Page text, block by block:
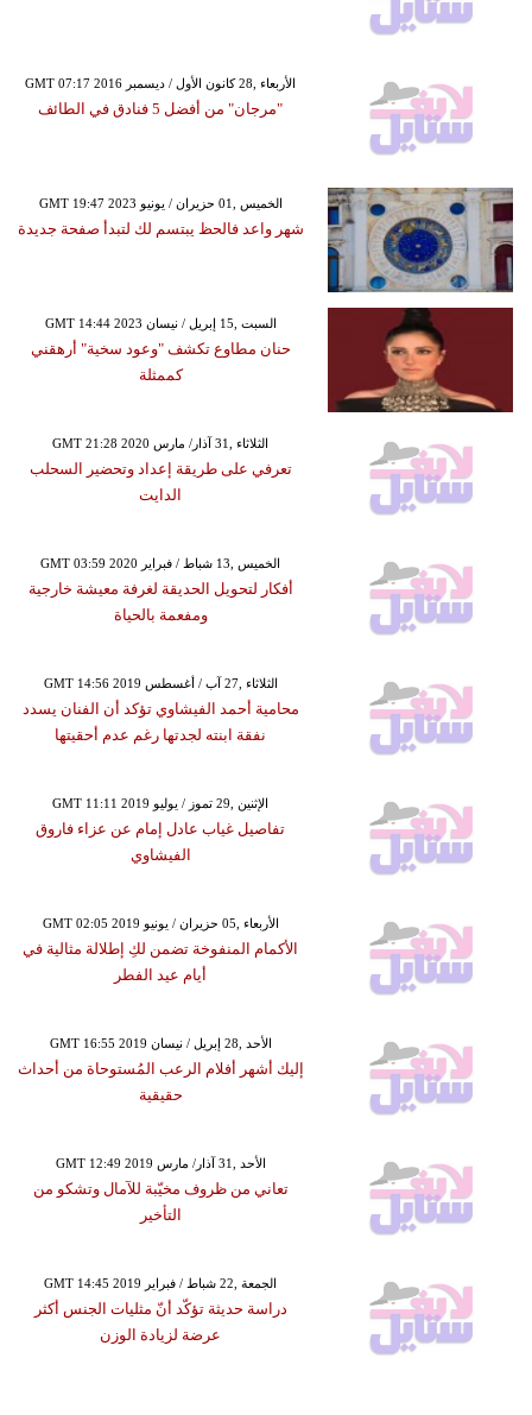
GMT 07:17 2016 الأربعاء ,28 كانون الأول / ديسمبر
"مرجان" من أفضل 5 فنادق في الطائف
GMT 19:47 2023 الخميس ,01 حزيران / يونيو
شهر واعد فالحظ يبتسم لك لتبدأ صفحة جديدة
GMT 14:44 2023 السبت ,15 إبريل / نيسان
حنان مطاوع تكشف "وعود سخية" أرهقني
كممثلة
GMT 21:28 2020 الثلاثاء ,31 آذار/ مارس
تعرفي على طريقة إعداد وتحضير السحلب
الدايت
GMT 03:59 2020 الخميس ,13 شباط / فبراير
أفكار لتحويل الحديقة لغرفة معيشة خارجية
ومفعمة بالحياة
GMT 14:56 2019 الثلاثاء ,27 آب / أغسطس
محامية أحمد الفيشاوي تؤكد أن الفنان يسدد
نفقة ابنته لجدتها رغم عدم أحقيتها
GMT 11:11 2019 الإثنين ,29 تموز / يوليو
تفاصيل غياب عادل إمام عن عزاء فاروق
الفيشاوي
GMT 02:05 2019 الأربعاء ,05 حزيران / يونيو
الأكمام المنفوخة تضمن لكِ إطلالة مثالية في
أيام عيد الفطر
GMT 16:55 2019 الأحد ,28 إبريل / نيسان
إليك أشهر أفلام الرعب المُستوحاة من أحداث
حقيقية
GMT 12:49 2019 الأحد ,31 آذار/ مارس
تعاني من ظروف مخيّبة للآمال وتشكو من
التأخير
GMT 14:45 2019 الجمعة ,22 شباط / فبراير
دراسة حديثة تؤكّد أنّ مثليات الجنس أكثر
عرضة لزيادة الوزن